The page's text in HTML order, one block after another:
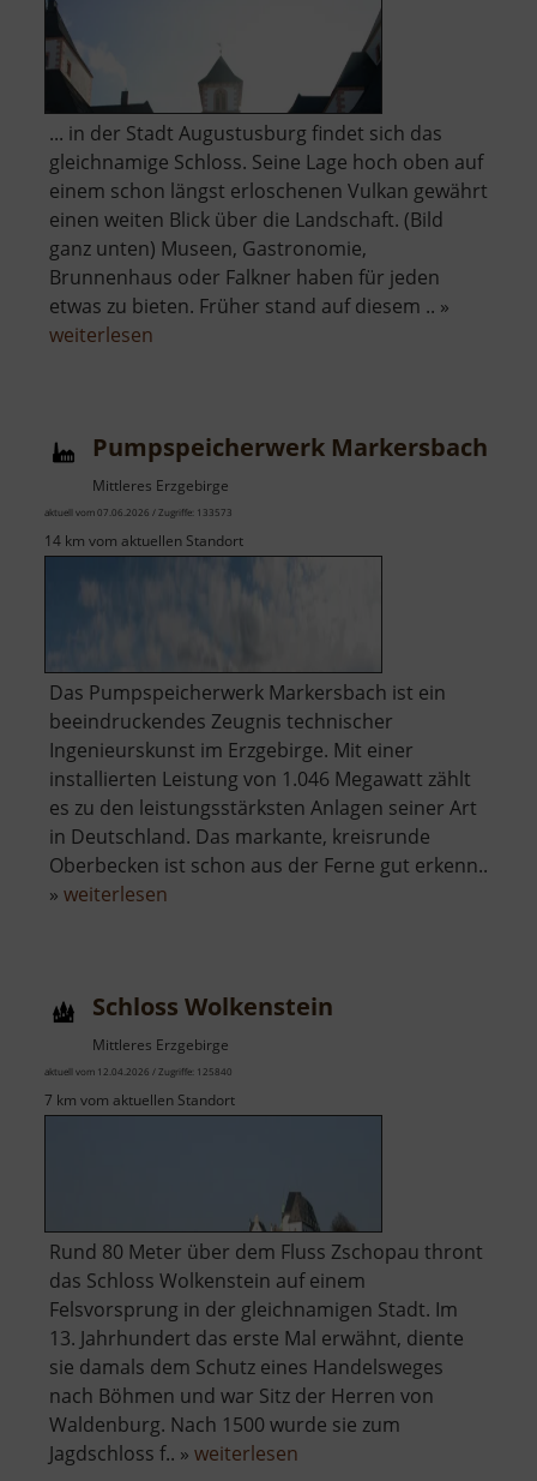
... in der Stadt Augustusburg findet sich das
gleichnamige Schloss. Seine Lage hoch oben auf
einem schon längst erloschenen Vulkan gewährt
einen weiten Blick über die Landschaft. (Bild
ganz unten) Museen, Gastronomie,
Brunnenhaus oder Falkner haben für jeden
etwas zu bieten. Früher stand auf diesem .. »
weiterlesen
Pumpspeicherwerk Markersbach
Mittleres Erzgebirge
aktuell vom 07.06.2026 / Zugriffe: 133573
14 km vom aktuellen Standort
Das Pumpspeicherwerk Markersbach ist ein
beeindruckendes Zeugnis technischer
Ingenieurskunst im Erzgebirge. Mit einer
installierten Leistung von 1.046 Megawatt zählt
es zu den leistungsstärksten Anlagen seiner Art
in Deutschland. Das markante, kreisrunde
Oberbecken ist schon aus der Ferne gut erkenn..
» weiterlesen
Schloss Wolkenstein
Mittleres Erzgebirge
aktuell vom 12.04.2026 / Zugriffe: 125840
7 km vom aktuellen Standort
Rund 80 Meter über dem Fluss Zschopau thront
das Schloss Wolkenstein auf einem
Felsvorsprung in der gleichnamigen Stadt. Im
13. Jahrhundert das erste Mal erwähnt, diente
sie damals dem Schutz eines Handelsweges
nach Böhmen und war Sitz der Herren von
Waldenburg. Nach 1500 wurde sie zum
Jagdschloss f.. » weiterlesen